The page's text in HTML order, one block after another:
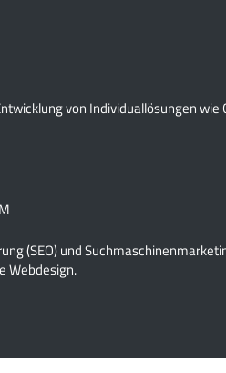
von Individuallösungen wie
(SEO) und
Webdesign.